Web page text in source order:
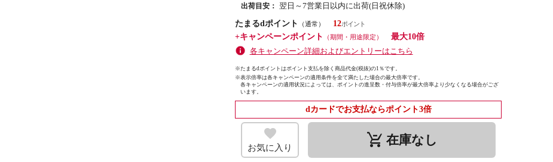
出荷目安： 翌日～7営業日以内に出荷(日祝休除)
たまるdポイント
（通常）
12
+キャンペーンポイント
（期間・用途限定）
最大10倍
各キャンペーン詳細およびエントリーはこちら
※たまるdポイントはポイント支払を除く商品代金(税抜)の1％です。
※表示倍率は各キャンペーンの適用条件を全て満たした場合の最大倍率です。
各キャンペーンの適用状況によっては、ポイントの進呈数・付与倍率が最大倍率より少なくなる場合がござ
います。
dカードでお支払ならポイント3倍
お気に入り remove_shopping_cart 在庫なし